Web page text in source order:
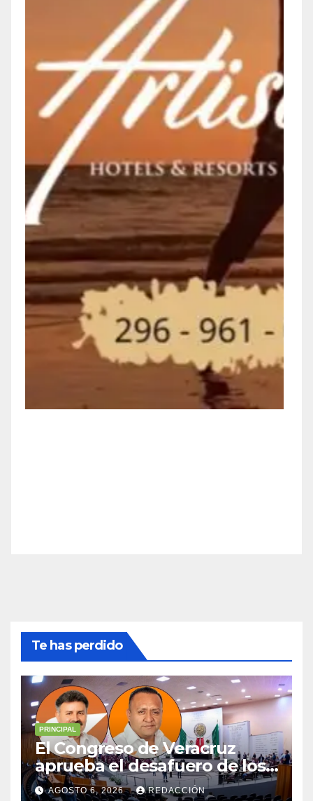
Te has perdido
PRINCIPAL
El Congreso de Veracruz
aprueba el desafuero de los
alcaldes de Ixhuatlán del
AGOSTO 6, 2026 REDACCIÓN